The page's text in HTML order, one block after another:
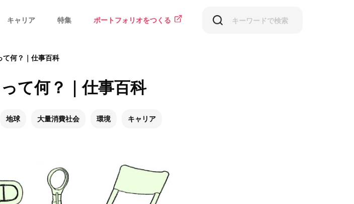
キャリア 特集 ポートフォリオをつくる
て何？｜仕事百科
て何？｜仕事百科
地球 大量消費社会 環境 キャリア